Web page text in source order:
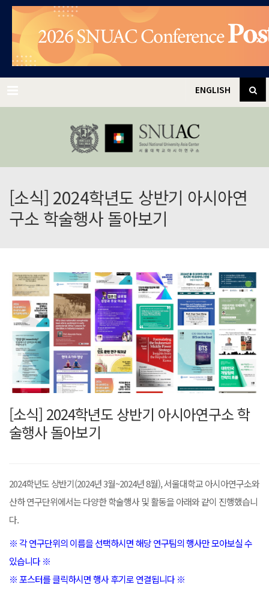
✕
ENGLISH
[소식] 2024학년도 상반기 아시아연
구소 학술행사 돌아보기
[소식] 2024학년도 상반기 아시아연구소 학
술행사 돌아보기
2024학년도 상반기(2024년 3월~2024년 8월), 서울대학교 아시아연구소와
산하 연구단위에서는 다양한 학술행사 및 활동을 아래와 같이 진행했습니
다.
※ 각 연구단위의 이름을 선택하시면 해당 연구팀의 행사만 모아보실 수
있습니다 ※
※ 포스터를 클릭하시면 행사 후기로 연결됩니다 ※